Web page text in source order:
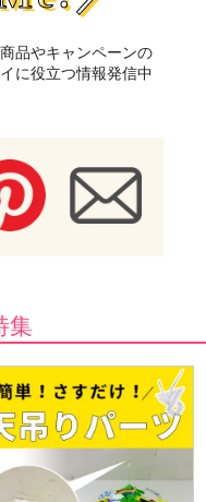
品やキャンペーンの
に役立つ情報発信中
集